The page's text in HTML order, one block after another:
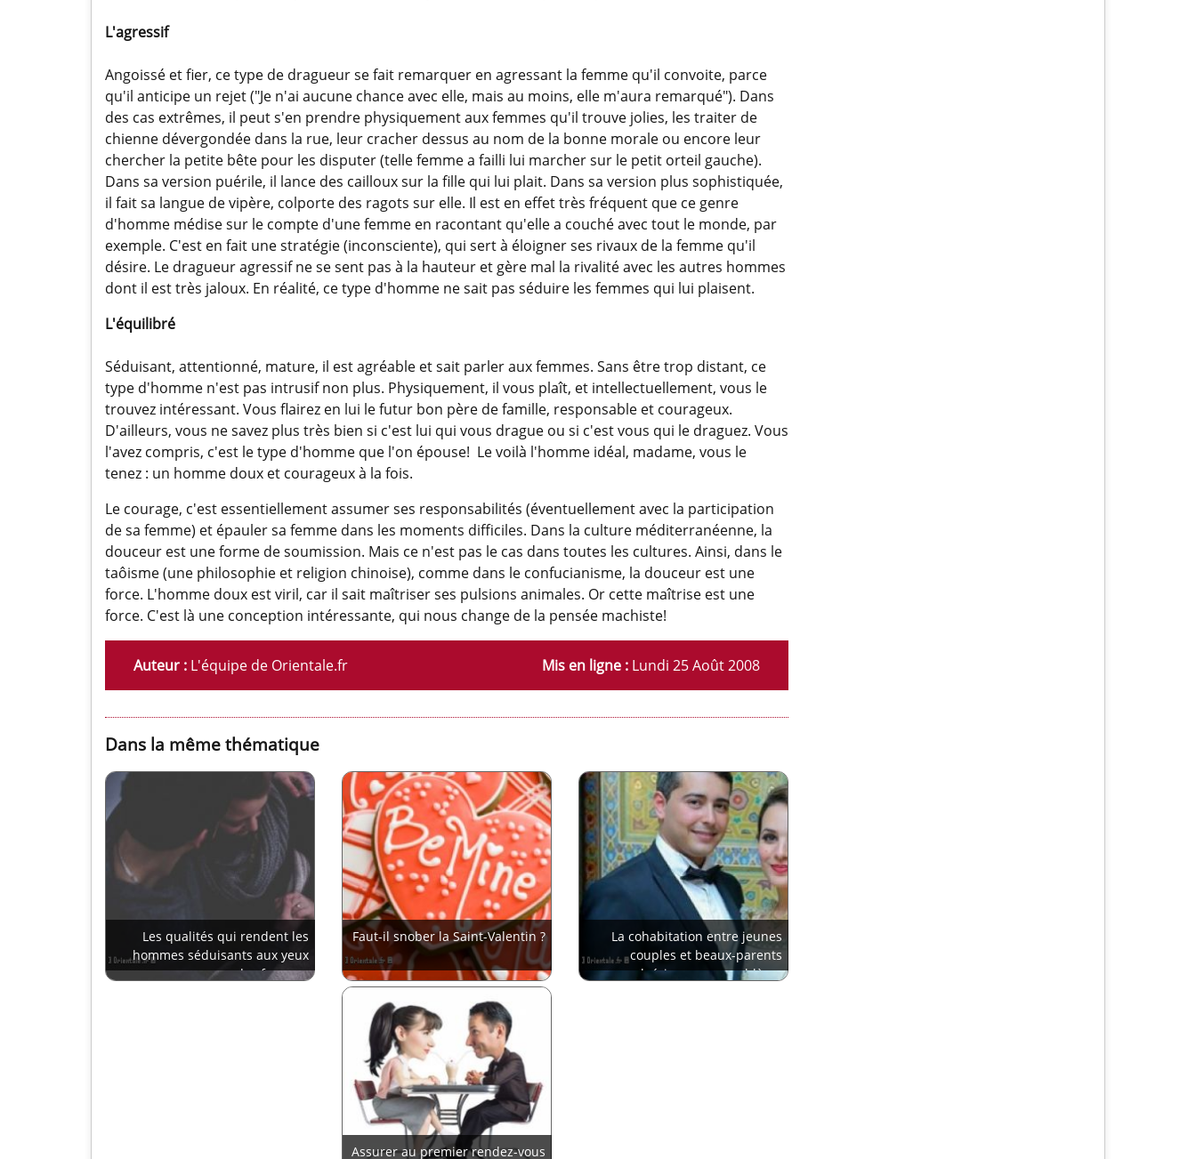
L'agressif
Angoissé et fier, ce type de dragueur se fait remarquer en agressant la femme qu'il convoite, parce
qu'il anticipe un rejet ("Je n'ai aucune chance avec elle, mais au moins, elle m'aura remarqué"). Dans
des cas extrêmes, il peut s'en prendre physiquement aux femmes qu'il trouve jolies, les traiter de
chienne dévergondée dans la rue, leur cracher dessus au nom de la bonne morale ou encore leur
chercher la petite bête pour les disputer (telle femme a failli lui marcher sur le petit orteil gauche).
Dans sa version puérile, il lance des cailloux sur la fille qui lui plait. Dans sa version plus sophistiquée,
il fait sa langue de vipère, colporte des ragots sur elle. Il est en effet très fréquent que ce genre
d'homme médise sur le compte d'une femme en racontant qu'elle a couché avec tout le monde, par
exemple. C'est en fait une stratégie (inconsciente), qui sert à éloigner ses rivaux de la femme qu'il
désire. Le dragueur agressif ne se sent pas à la hauteur et gère mal la rivalité avec les autres hommes
dont il est très jaloux. En réalité, ce type d'homme ne sait pas séduire les femmes qui lui plaisent.
L'équilibré
Séduisant, attentionné, mature, il est agréable et sait parler aux femmes. Sans être trop distant, ce
type d'homme n'est pas intrusif non plus. Physiquement, il vous plaît, et intellectuellement, vous le
trouvez intéressant. Vous flairez en lui le futur bon père de famille, responsable et courageux.
D'ailleurs, vous ne savez plus très bien si c'est lui qui vous drague ou si c'est vous qui le draguez. Vous
l'avez compris, c'est le type d'homme que l'on épouse! Le voilà l'homme idéal, madame, vous le
tenez : un homme doux et courageux à la fois.
Le courage, c'est essentiellement assumer ses responsabilités (éventuellement avec la participation
de sa femme) et épauler sa femme dans les moments difficiles. Dans la culture méditerranéenne, la
douceur est une forme de soumission. Mais ce n'est pas le cas dans toutes les cultures. Ainsi, dans le
taôisme (une philosophie et religion chinoise), comme dans le confucianisme, la douceur est une
force. L'homme doux est viril, car il sait maîtriser ses pulsions animales. Or cette maîtrise est une
force. C'est là une conception intéressante, qui nous change de la pensée machiste!
Auteur : L'équipe de Orientale.fr Mis en ligne : Lundi 25 Août 2008
Dans la même thématique
Les qualités qui rendent les
hommes séduisants aux yeux
des femmes
Faut-il snober la Saint-Valentin ?
La cohabitation entre jeunes
couples et beaux-parents
algériens pose problème
Assurer au premier rendez-vous